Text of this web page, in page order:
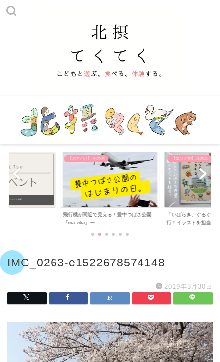
【おでかけ】 その他
飛行機が間近で見える！豊中つばさ公園
『ma-zika』一...
【エリア別】 茨木市
「いばらき、ぐるぐる
行！イラストを担当...
IMG_0263-e1522678574148
2019年3月30日